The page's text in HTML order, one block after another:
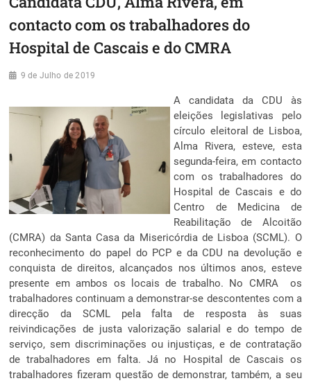
contacto com os trabalhadores do
Hospital de Cascais e do CMRA
9 de Julho de 2019
A candidata da CDU às
eleições legislativas pelo
círculo eleitoral de Lisboa,
Alma Rivera, esteve, esta
segunda-feira, em contacto
com os trabalhadores do
Hospital de Cascais e do
Centro de Medicina de
Reabilitação de Alcoitão
(CMRA) da Santa Casa da Misericórdia de Lisboa (SCML). O
reconhecimento do papel do PCP e da CDU na devolução e
conquista de direitos, alcançados nos últimos anos, esteve
presente em ambos os locais de trabalho. No CMRA os
trabalhadores continuam a demonstrar-se descontentes com a
direcção da SCML pela falta de resposta às suas
reivindicações de justa valorização salarial e do tempo de
serviço, sem discriminações ou injustiças, e de contratação
de trabalhadores em falta. Já no Hospital de Cascais os
trabalhadores fizeram questão de demonstrar, também, a seu